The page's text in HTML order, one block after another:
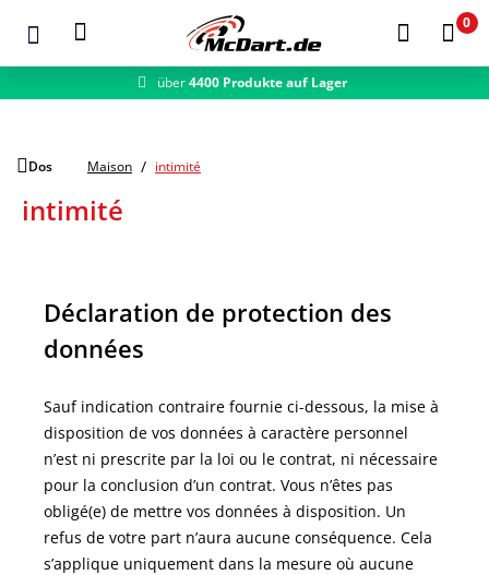
Zum Hauptinhalt springen
0
über4400 Produkte auf Lager
schneller Versand
Dos Maison intimité
intimité
Déclaration de protection des
données
Sauf indication contraire fournie ci-dessous, la mise à
disposition de vos données à caractère personnel
n’est ni prescrite par la loi ou le contrat, ni nécessaire
pour la conclusion d’un contrat. Vous n’êtes pas
obligé(e) de mettre vos données à disposition. Un
refus de votre part n’aura aucune conséquence. Cela
s’applique uniquement dans la mesure où aucune